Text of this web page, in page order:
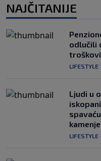
NAJČITANIJE
odlučili
troškovi
LIFESTYLE
Ljudi u
kamenje
LIFESTYLE